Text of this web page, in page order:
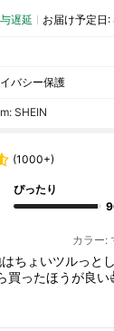
遅延 お届け予定日:
バシー保護
SHEIN
(1000+)
ぴったり
カラー:
ちょいツルっと
買ったほうが良い